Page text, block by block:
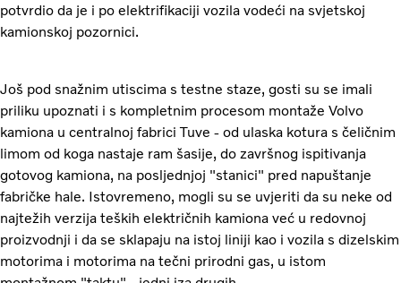
potvrdio da je i po elektrifikaciji vozila vodeći na svjetskoj
kamionskoj pozornici.
Još pod snažnim utiscima s testne staze, gosti su se imali
priliku upoznati i s kompletnim procesom montaže Volvo
kamiona u centralnoj fabrici Tuve - od ulaska kotura s čeličnim
limom od koga nastaje ram šasije, do završnog ispitivanja
gotovog kamiona, na posljednjoj "stanici" pred napuštanje
fabričke hale. Istovremeno, mogli su se uvjeriti da su neke od
najtežih verzija teških električnih kamiona već u redovnoj
proizvodnji i da se sklapaju na istoj liniji kao i vozila s dizelskim
motorima i motorima na tečni prirodni gas, u istom